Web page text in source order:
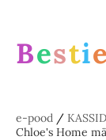
Bestie
e-pood / KASSID
Chloe's Home